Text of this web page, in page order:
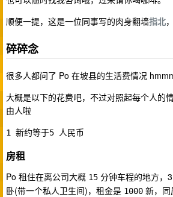
顺便一提，这是一位同事写的肉身翻墙指北
碎碎念
很多人都问了 Po 在坡县的生活费情况
大概是以下的花费吧，不过对照起每个人的
由人啦
1 新约等于5 人民币
房租
Po 租住在离公司大概 15 分钟车程的地方，
卧(带一个私人卫生间)，租金是 1000 新，